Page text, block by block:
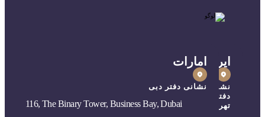
ایران
نشانی
دفتر
تهران
امارات
نشانی دفتر دبی
116, The Binary Tower, Business Bay, Dubai